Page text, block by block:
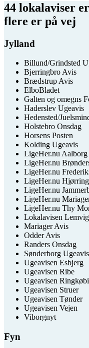
44 lokalaviser
flere er på vej
Jylland
Billund/Grindsted
Bjerringbro Avis
Brædstrup Avis
ElboBladet
Galten og omegns
Haderslev Ugeavis
Hedensted/
Holstebro Onsdag
Horsens Posten
Kolding Ugeavis
LigeHer.nu Aalborg
LigeHer.nu
LigeHer.nu
LigeHer.nu Hjørring
LigeHer.nu
LigeHer.nu
LigeHer.nu Thy
Lokalavisen Lemvig
Mariager Avis
Odder Avis
Randers Onsdag
Sønderborg Ugeavis
Ugeavisen Esbjerg
Ugeavisen Ribe
Ugeavisen
Ugeavisen Struer
Ugeavisen Tønder
Ugeavisen Vejen
Viborgnyt
Fyn